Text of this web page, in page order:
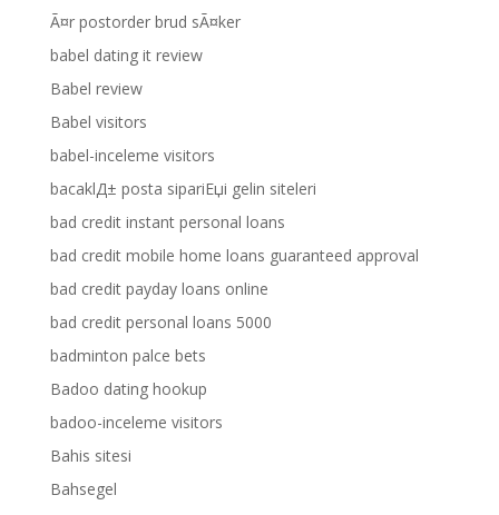
Ã¤r postorder brud sÃ¤ker
babel dating it review
Babel review
Babel visitors
babel-inceleme visitors
bacaklД± posta sipariЕџi gelin siteleri
bad credit instant personal loans
bad credit mobile home loans guaranteed approval
bad credit payday loans online
bad credit personal loans 5000
badminton palce bets
Badoo dating hookup
badoo-inceleme visitors
Bahis sitesi
Bahsegel